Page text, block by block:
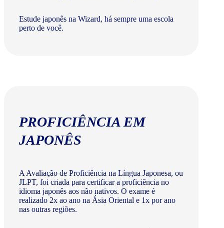
Estude japonês na Wizard, há sempre uma escola
perto de você.
PROFICIÊNCIA EM
JAPONÊS
A Avaliação de Proficiência na Língua Japonesa, ou
JLPT, foi criada para certificar a proficiência no
idioma japonês aos não nativos. O exame é
realizado 2x ao ano na Ásia Oriental e 1x por ano
nas outras regiões.